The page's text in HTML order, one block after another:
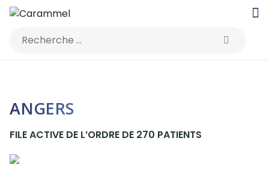
Rechercher
ANGERS
FILE ACTIVE DE L’ORDRE DE 270 PATIENTS